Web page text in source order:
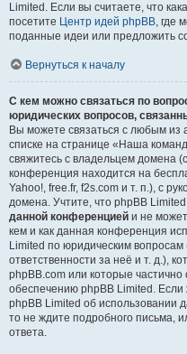
Limited. Если вы считаете, что
посетите Центр идей phpBB, где
поданные идеи или предложить
Вернуться к началу
С кем можно связаться по
юридических вопросов,
Вы можете связаться с любым из
списке на странице «Наша
свяжитесь с владельцем домена
конференция находится на
Yahoo!, free.fr, f2s.com и т. п.), с
домена. Учтите, что phpBB Limited
данной конференцией и не
кем и как данная конференция
Limited по юридическим
ответственности за неё и т. д.),
phpBB.com или которые частично
обеспечению phpBB Limited.
phpBB Limited об использовании
то не ждите подробного письма,
ответа.